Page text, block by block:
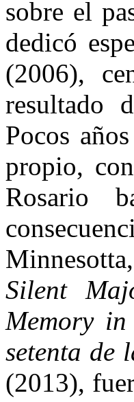
sobre el
dedicó
(2006),
resultado
Pocos
propio,
Rosario
Silent
Memory in
setenta de
(2013),